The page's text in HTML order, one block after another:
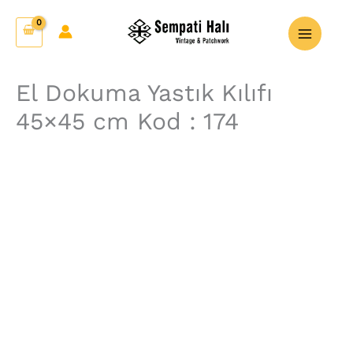
El Dokuma Yastık Kılıfı
45×45 cm Kod : 174
Dokuma
Yastık
45x45
cm